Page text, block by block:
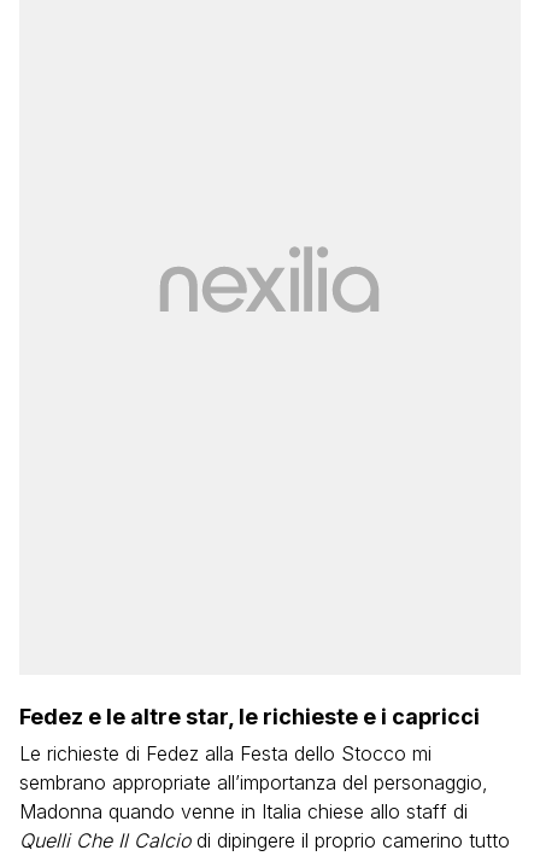
Fedez e le altre star, le richieste e i capricci
Le richieste di Fedez alla Festa dello Stocco mi
sembrano appropriate all’importanza del personaggio,
Madonna quando venne in Italia chiese allo staff di
Quelli Che Il Calciodi dipingere il proprio camerino tutto